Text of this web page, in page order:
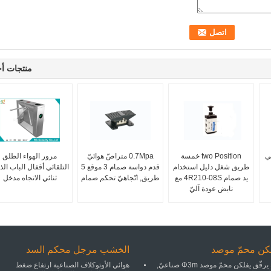
منتجات
مرور الهواء الطلق
التلقائي أقفال الباب
ثنائي الاتجاه مدخل
0.7Mpa متراصّ هوائيّ
قدم دواسة صمام 3 موقع 5
طريق, اتّجاهيّ تحكم صمام
two Position خمسة
طريق شغل دليل استخدام
يد صمام 4R210-08S مع
نابض عودة آليّ
الخشب مرجل محكم السد
هوائي الأوتوكلاف الصناعية ارتفاع ضغط
محمّ موصد
آليّ يرقّق يفلكن محمّ موصد Φ3m صناعيّ,